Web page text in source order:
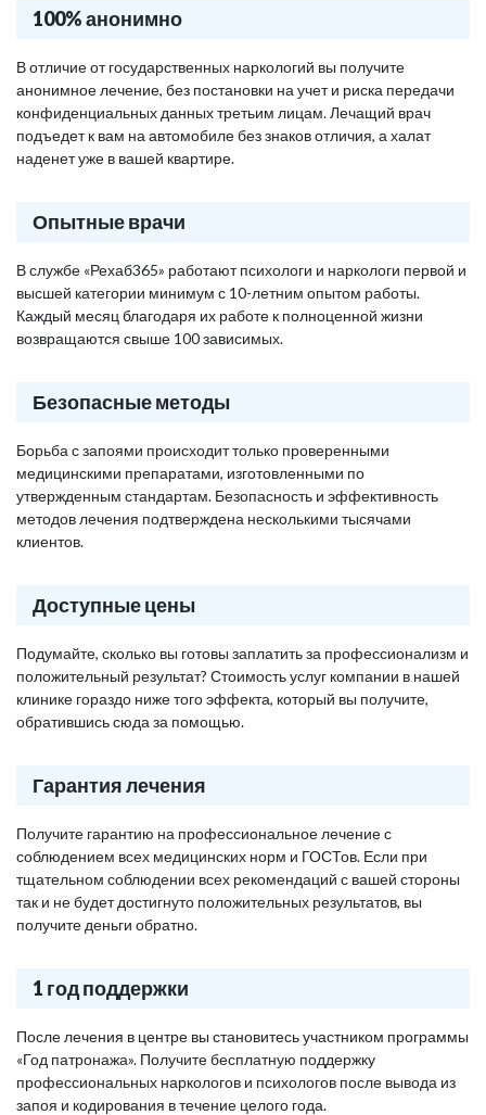
100% анонимно
В отличие от государственных наркологий вы получите
анонимное лечение, без постановки на учет и риска передачи
конфиденциальных данных третьим лицам. Лечащий врач
подъедет к вам на автомобиле без знаков отличия, а халат
наденет уже в вашей квартире.
Опытные врачи
В службе «Рехаб365» работают психологи и наркологи первой и
высшей категории минимум с 10-летним опытом работы.
Каждый месяц благодаря их работе к полноценной жизни
возвращаются свыше 100 зависимых.
Безопасные методы
Борьба с запоями происходит только проверенными
медицинскими препаратами, изготовленными по
утвержденным стандартам. Безопасность и эффективность
методов лечения подтверждена несколькими тысячами
клиентов.
Доступные цены
Подумайте, сколько вы готовы заплатить за профессионализм и
положительный результат? Стоимость услуг компании в нашей
клинике гораздо ниже того эффекта, который вы получите,
обратившись сюда за помощью.
Гарантия лечения
Получите гарантию на профессиональное лечение с
соблюдением всех медицинских норм и ГОСТов. Если при
тщательном соблюдении всех рекомендаций с вашей стороны
так и не будет достигнуто положительных результатов, вы
получите деньги обратно.
1 год поддержки
После лечения в центре вы становитесь участником программы
«Год патронажа». Получите бесплатную поддержку
профессиональных наркологов и психологов после вывода из
запоя и кодирования в течение целого года.